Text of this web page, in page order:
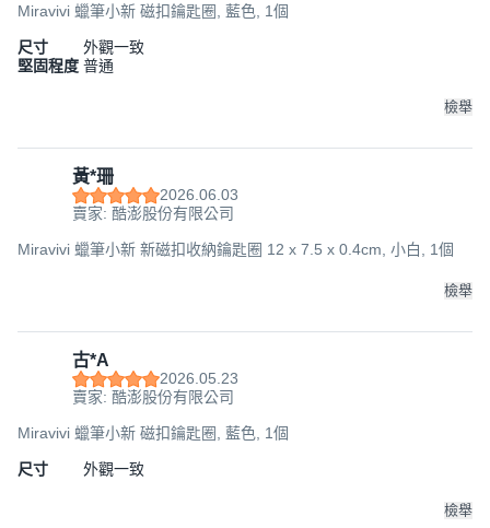
Miravivi 蠟筆小新 磁扣鑰匙圈, 藍色, 1個
尺寸
外觀一致
堅固程度 普通
檢舉
黃*珊
2026.06.03
賣家: 酷澎股份有限公司
Miravivi 蠟筆小新 新磁扣收納鑰匙圈 12 x 7.5 x 0.4cm, 小白, 1個
檢舉
古*A
2026.05.23
賣家: 酷澎股份有限公司
Miravivi 蠟筆小新 磁扣鑰匙圈, 藍色, 1個
尺寸 外觀一致
檢舉